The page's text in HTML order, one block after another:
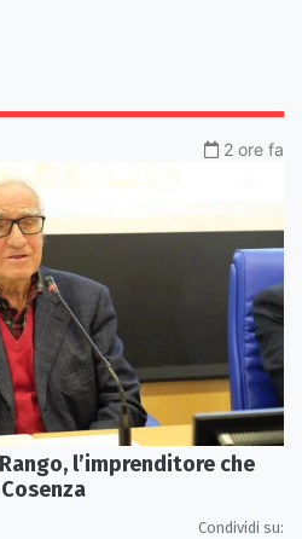
2 ore fa
l’imprenditore che
Condividi su: